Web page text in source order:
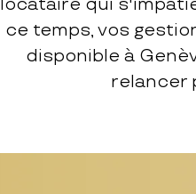
locataire qui
ce temps, vos
disponible à
relancer